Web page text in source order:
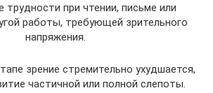
трудности при чтении, письме или
работы, требующей зрительного
напряжения.
зрение стремительно ухудшается,
частичной или полной слепоты.